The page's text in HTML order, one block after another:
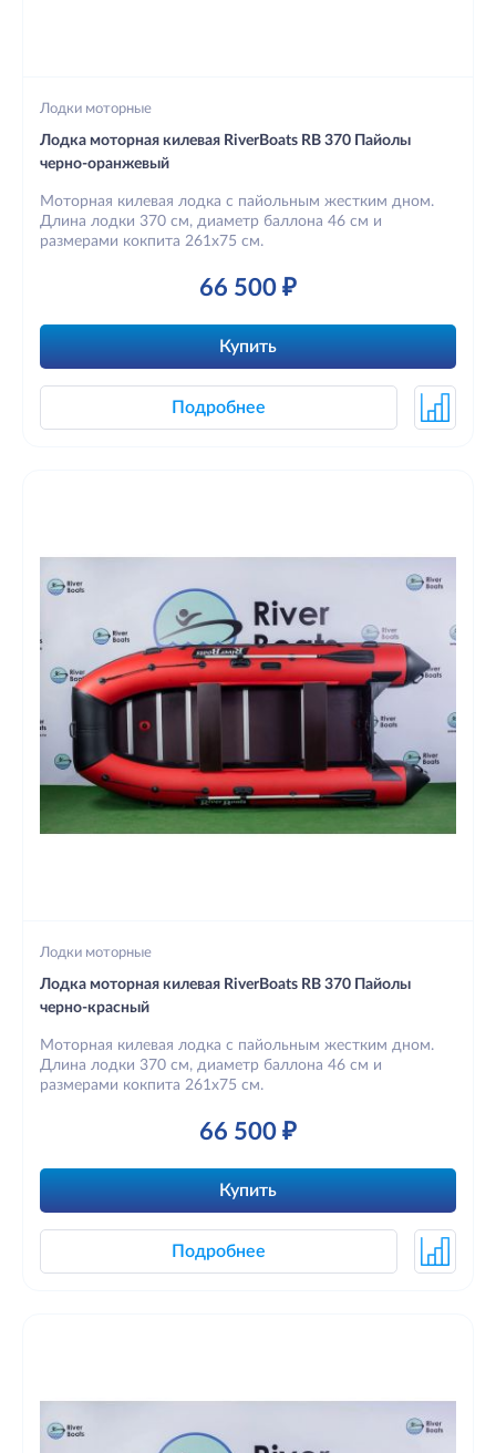
Лодки моторные
Лодка моторная килевая RiverBoats RB 370 Пайолы
черно-оранжевый
Моторная килевая лодка с пайольным жестким дном.
Длина лодки 370 см, диаметр баллона 46 см и
размерами кокпита 261х75 см.
66 500 ₽
Купить
Подробнее
Лодки моторные
Лодка моторная килевая RiverBoats RB 370 Пайолы
черно-красный
Моторная килевая лодка с пайольным жестким дном.
Длина лодки 370 см, диаметр баллона 46 см и
размерами кокпита 261х75 см.
66 500 ₽
Купить
Подробнее